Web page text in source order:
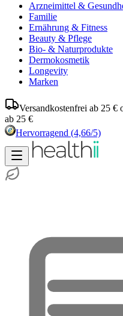
Arzneimittel &
Familie
Ernährung & Fitness
Beauty & Pflege
Bio- & Naturprodukte
Dermokosmetik
Longevity
Marken
Versandkostenfrei ab 25 €
ab 25 €
Hervorragend (4,66/5)